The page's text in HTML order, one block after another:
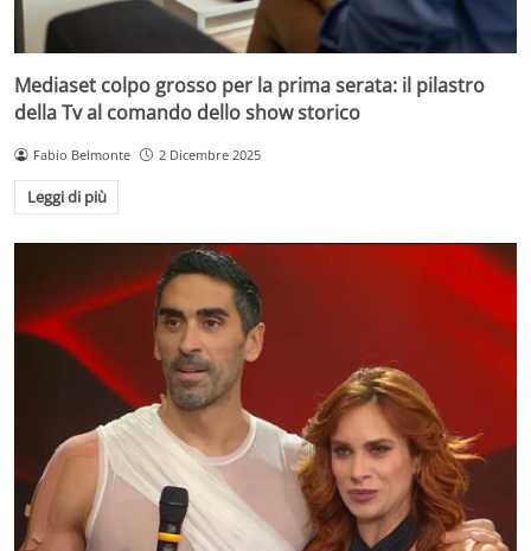
Mediaset colpo grosso per la prima serata: il pilastro
della Tv al comando dello show storico
Fabio Belmonte 2 Dicembre 2025
Leggi di più